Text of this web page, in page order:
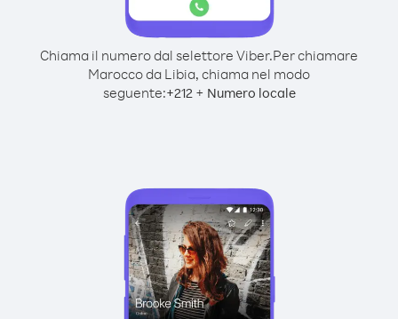
Chiama il numero dal selettore Viber.Per chiamare
Marocco da Libia, chiama nel modo
seguente:+212+ Numero locale